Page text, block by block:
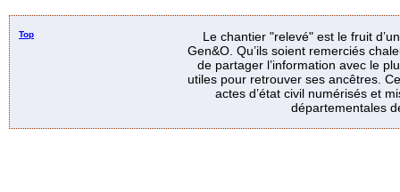
Top
Le chantier "relevé" est le fruit
Gen&O. Qu’ils soient remerciés
de partager l’information avec le
utiles pour retrouver ses ancêtres.
actes d’état civil numérisés et
départementales